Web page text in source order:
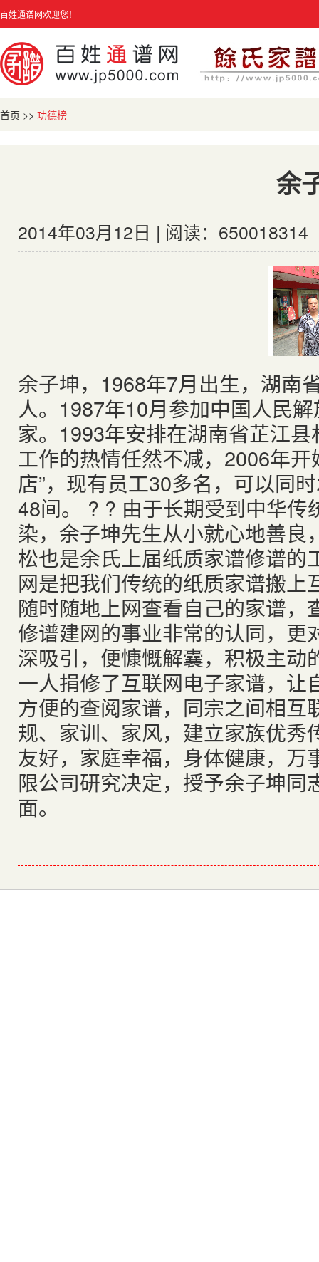
百姓通谱网欢迎您！
首页 >> 功德榜
余
2014年03月12日 | 阅读：650018314
余子坤，1968年7月出生，湖南
人。1987年10月参加中国人民
家。1993年安排在湖南省芷江
工作的热情任然不减，2006年
店”，现有员工30多名，可以同
48间。 ? ? 由于长期受到中华
染，余子坤先生从小就心地善
松也是余氏上届纸质家谱修谱
网是把我们传统的纸质家谱搬
随时随地上网查看自己的家谱
修谱建网的事业非常的认同，
深吸引，便慷慨解囊，积极主
一人捐修了互联网电子家谱，
方便的查阅家谱，同宗之间相
规、家训、家风，建立家族优
友好，家庭幸福，身体健康，
限公司研究决定，授予余子坤同
面。